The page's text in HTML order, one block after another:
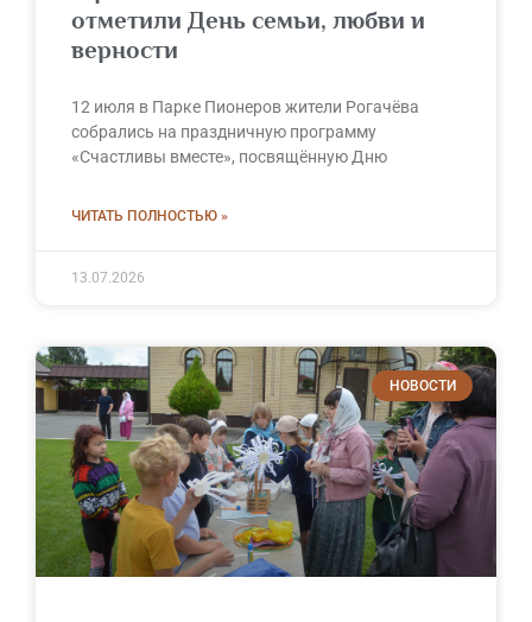
отметили День семьи, любви и
верности
12 июля в Парке Пионеров жители Рогачёва
собрались на праздничную программу
«Счастливы вместе», посвящённую Дню
ЧИТАТЬ ПОЛНОСТЬЮ »
13.07.2026
НОВОСТИ